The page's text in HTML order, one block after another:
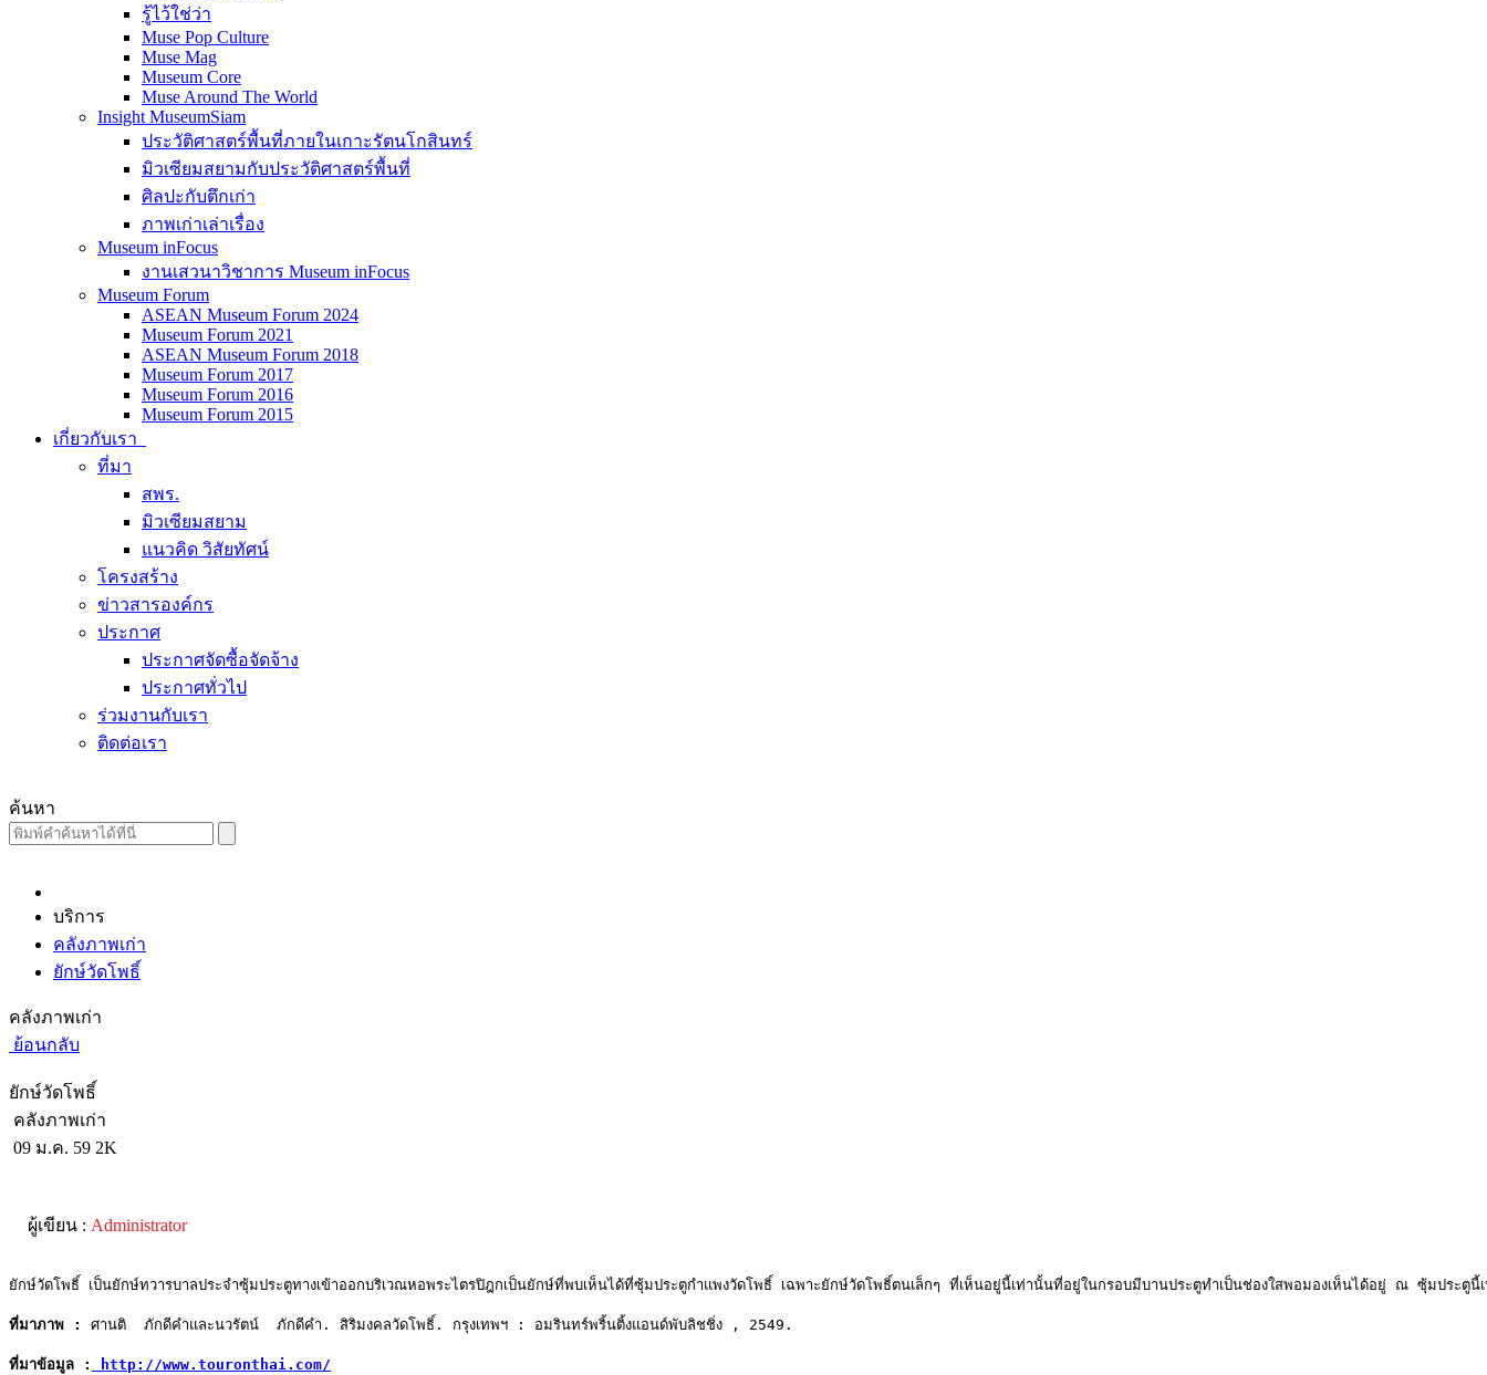
รู้ไว้ใช่ว่า
Muse Pop Culture
Muse Mag
Museum Core
Muse Around The World
Insight MuseumSiam
ประวัติศาสตร์พื้นที่ภายในเกาะรัตนโกสินทร์
มิวเซียมสยามกับประวัติศาสตร์พื้นที่
ศิลปะกับตึกเก่า
ภาพเก่าเล่าเรื่อง
Museum inFocus
งานเสวนาวิชาการ Museum inFocus
Museum Forum
ASEAN Museum Forum 2024
Museum Forum 2021
ASEAN Museum Forum 2018
Museum Forum 2017
Museum Forum 2016
Museum Forum 2015
เกี่ยวกับเรา
ที่มา
สพร.
มิวเซียมสยาม
แนวคิด วิสัยทัศน์
โครงสร้าง
ข่าวสารองค์กร
ประกาศ
ประกาศจัดซื้อจัดจ้าง
ประกาศทั่วไป
ร่วมงานกับเรา
ติดต่อเรา
ค้นหา
บริการ
คลังภาพเก่า
ยักษ์วัดโพธิ์
คลังภาพเก่า
ย้อนกลับ
ยักษ์วัดโพธิ์
คลังภาพเก่า
09 ม.ค. 59 2K
ผู้เขียน : Administrator
ยักษ์วัดโพธิ์ เป็นยักษ์ทวารบาลประจำซุ้มประตูทางเข้าออกบริเวณหอพระไตรปิฎกเป็นยักษ์ที่พบเห็นได้ที่ซุ้มประตูกำแพงวัดโพธิ์ เฉพาะยักษ์วัดโพธิ์ตนเล็กๆ ที่เห็นอยู่นี้เท่านั้นที่อยู่ในกรอบมีบานประตูทำเป็นช่องใสพอมองเห็นได้อยู่ ณ ซุ้มประตูนี้
ที่มาภาพ : ศานติ  ภักดีคำและนวรัตน์  ภักดีคำ. สิริมงคลวัดโพธิ์. กรุงเทพฯ : อมรินทร์พริ้นติ้งแอนด์พับลิชชิ่ง , 2549.
ที่มาข้อมูล : http://www.touronthai.com/